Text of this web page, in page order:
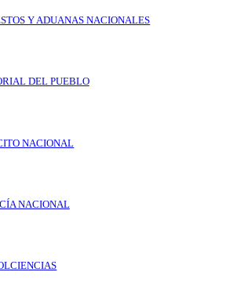
Y ADUANAS NACIONALES
DEL PUEBLO
NACIONAL
NACIONAL